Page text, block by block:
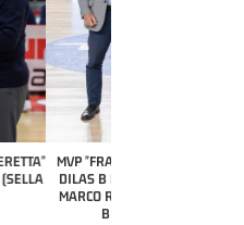
SAMUEL
APRILE '26 -
(TAV TREVIGLIO